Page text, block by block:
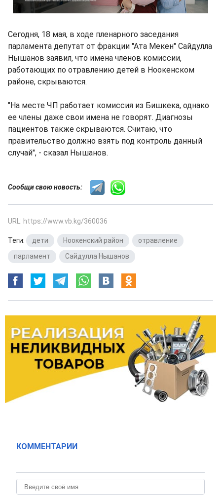
Сегодня, 18 мая, в ходе пленарного заседания
парламента депутат от фракции "Ата Мекен" Сайдулла
Нышанов заявил, что имена членов комиссии,
работающих по отравлению детей в Ноокенском
районе, скрываются.
"На месте ЧП работает комиссия из Бишкека, однако
ее члены даже свои имена не говорят. Диагнозы
пациентов также скрываются. Считаю, что
правительство должно взять под контроль данный
случай", - сказал Нышанов.
Сообщи свою новость:
URL: https://www.vb.kg/360036
Теги: дети Ноокенский район отравление
парламент
Сайдулла Нышанов
КОММЕНТАРИИ